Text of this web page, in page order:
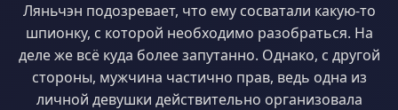
Ляньчэн подозревает, что ему сосватали какую-то
шпионку, с которой необходимо разобраться. На
деле же всё куда более запутанно. Однако, с другой
стороны, мужчина частично прав, ведь одна из
личной девушки действительно организовала